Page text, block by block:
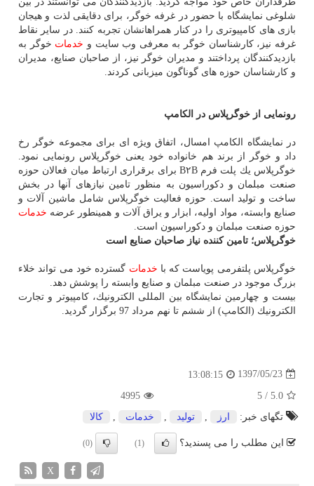
شلوغی نمایشگاه با حضور در غرفه خوگر، برای دقایقی لذت و هیجان
بازی های كامپیوتری را در كنار همراهانشان تجربه كنند. در سایر نقاط
غرفه نیز، كارشناسان خوگر به معرفی وب سایت و خدمات خوگر به
بازدیدكنندگان پرداختند و مدیران خوگر نیز، از صاحبان صنایع، مدیران
و كارشناسان حوزه های گوناگون میزبانی كردند.
رونمایی از خوگرپلاس در الكامپ
در نمایشگاه الكامپ امسال، اتفاق ویژه ای برای مجموعه خوگر رخ
داد و خوگر از برند هم خانواده خود یعنی خوگرپلاس رونمایی نمود.
خوگرپلاس یك پلت فرم B۲B برای برقراری ارتباط میان فعالان حوزه
صنعت مبلمان و دكوراسیون به منظور تامین نیازهای آنها در بخش
ساخت و تولید است. حوزه فعالیت خوگرپلاس شامل ماشین آلات و
صنایع وابسته، مواد اولیه، ابزار و یراق آلات و همینطور عرضه خدمات
حوزه صنعت مبلمان و دكوراسیون است.
خوگرپلاس؛ تامین كننده نیاز صاحبان صنایع است
خوگرپلاس پلتفرمی پویاست كه با خدمات گسترده خود می تواند خلاء
بزرگ موجود در صنعت مبلمان و صنایع وابسته را پوشش دهد.
بیست و چهارمین نمایشگاه بین المللی الكترونیك، كامپیوتر و تجارت
الكترونیك (الكامپ) از ششم تا نهم مرداد 97 برگزار گردید.
1397/05/23
13:08:15
5.0
/
5
4995
تگهای خبر:
ارز تولید خدمات كالا
این مطلب را می پسندید؟ (1)
(0)
X